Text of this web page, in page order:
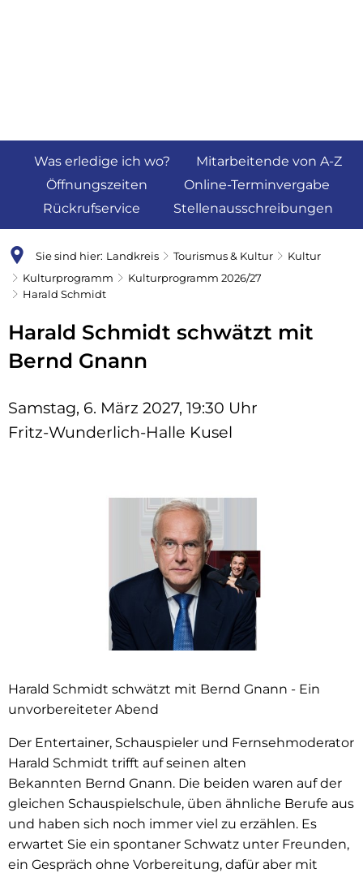
Was erledige ich wo?
Mitarbeitende von A-Z
Öffnungszeiten
Online-Terminvergabe
Rückrufservice
Stellenausschreibungen
Sie sind hier: Landkreis Tourismus & Kultur
Kultur
Kulturprogramm
Kulturprogramm 2026/27
Harald Schmidt
Harald Schmidt schwätzt mit
Bernd Gnann
Samstag, 6. März 2027, 19:30 Uhr
Fritz-Wunderlich-Halle Kusel
Harald Schmidt schwätzt mit Bernd Gnann - Ein
unvorbereiteter Abend
Der Entertainer, Schauspieler und Fernsehmoderator
Harald Schmidt trifft auf seinen alten
Bekannten Bernd Gnann. Die beiden waren auf der
gleichen Schauspielschule, üben ähnliche Berufe aus
und haben sich noch immer viel zu erzählen. Es
erwartet Sie ein spontaner Schwatz unter Freunden,
ein Gespräch ohne Vorbereitung, dafür aber mit